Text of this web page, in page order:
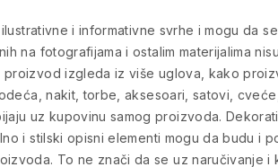
i informativne svrhe i mogu da
na fotografijama i ostalim materijalima
izgleda iz više uglova, kako
nakit, torbe, aksesoari, satovi,
uz kupovinu samog proizvoda.
i stilski opisni elementi mogu da budu i
To ne znači da se uz